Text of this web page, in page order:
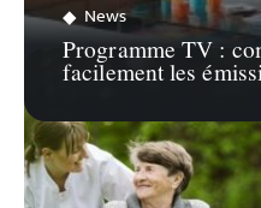
News
Programme TV :
facilement les